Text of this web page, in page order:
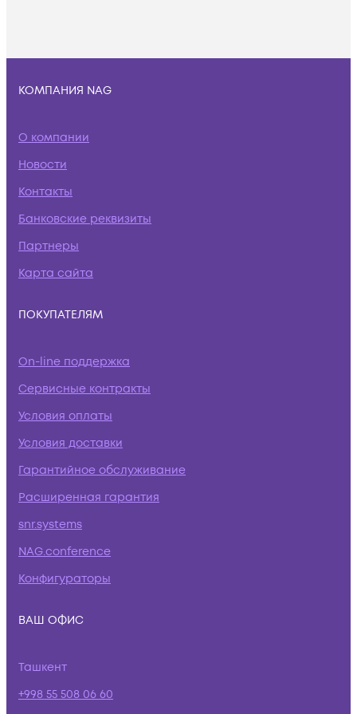
КОМПАНИЯ NAG
О компании
Новости
Контакты
Банковские реквизиты
Партнеры
Карта сайта
ПОКУПАТЕЛЯМ
On-line поддержка
Сервисные контракты
Условия оплаты
Условия доставки
Гарантийное обслуживание
Расширенная гарантия
snr.systems
NAG.conference
Конфигураторы
ВАШ ОФИС
Ташкент
+998 55 508 06 60